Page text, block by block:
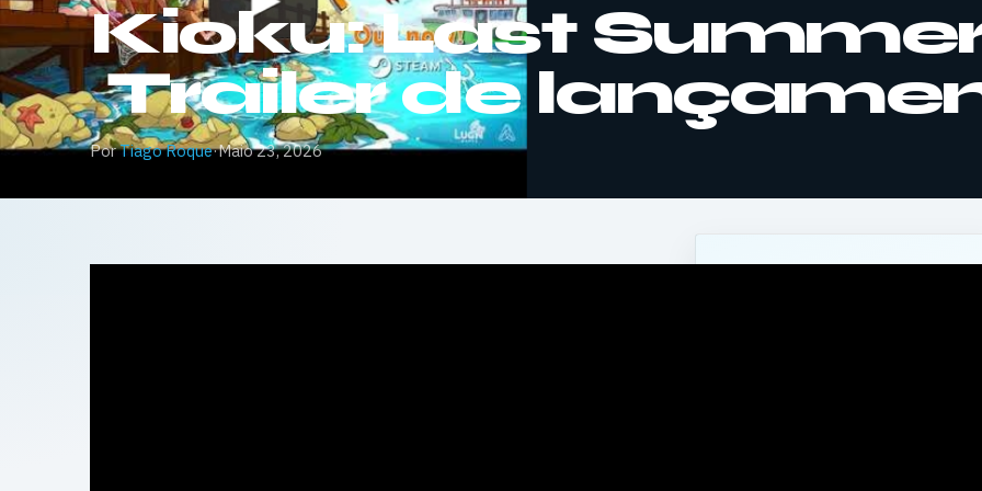
Kioku: Last Summer
Trailer de
PorTiago Roque·Maio 23, 2026